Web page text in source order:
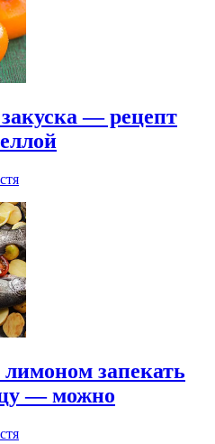
— рецепт
запекать
— можно